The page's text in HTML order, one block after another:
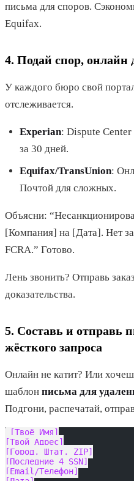
письма для споров.
Equifax.
4. Подай спор, онлайн
У каждого бюро свой
отслеживается.
Experian: Dispute Center
за 30 дней.
Equifax/TransUnion:
Почтой для сложных.
Объясни:
[Компания] на [Дата]. Нет
FCRA.” Готово.
Лень звонить? Отправь
доказательства.
5. Составь и отправь
жёсткого запроса
Онлайн не катит? Или
шаблон письма для
Подгони, распечатай,
[Твоё Имя]
[Твой Адрес]
[Город, Штат, ZIP]
[Последние 4 SSN]
[Email/Телефон]